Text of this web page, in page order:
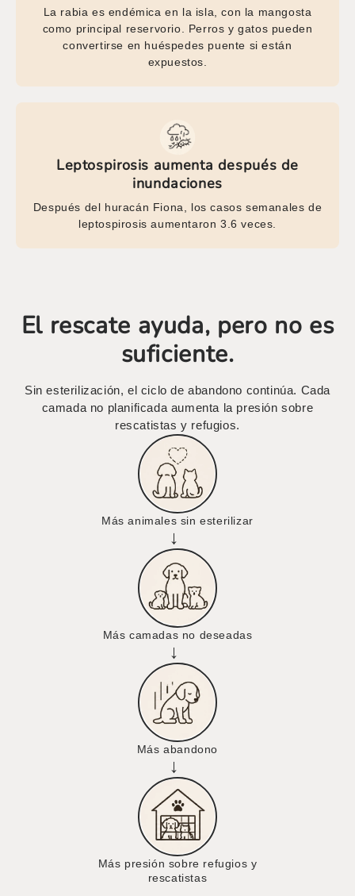
La rabia es endémica en la isla, con la mangosta
como principal reservorio. Perros y gatos pueden
convertirse en huéspedes puente si están
expuestos.
Leptospirosis aumenta después de
inundaciones
Después del huracán Fiona, los casos semanales de
leptospirosis aumentaron 3.6 veces.
El rescate ayuda, pero no es
suficiente.
Sin esterilización, el ciclo de abandono continúa. Cada
camada no planificada aumenta la presión sobre
rescatistas y refugios.
Más animales sin esterilizar
→
Más camadas no deseadas
→
Más abandono
→
Más presión sobre refugios y
rescatistas